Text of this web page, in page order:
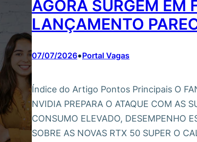
AGORA SURGEM EM
LANÇAMENTO
07/07/2026•Portal Vagas
Índice do Artigo Pontos Principais O
NVIDIA PREPARA O ATAQUE COM AS
CONSUMO ELEVADO, DESEMPENHO
SOBRE AS NOVAS RTX 50 SUPER O